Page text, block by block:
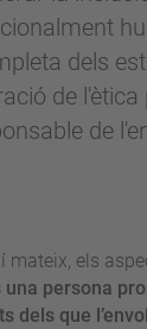
dels
de
de
mateix, els
una persona
dels que